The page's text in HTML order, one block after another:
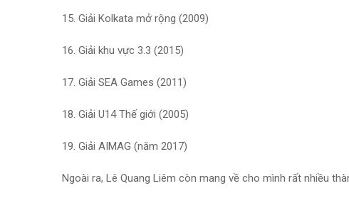
15. Giải Kolkata mở rộng (2009)
16. Giải khu vực 3.3 (2015)
17. Giải SEA Games (2011)
18. Giải U14 Thế giới (2005)
19. Giải AIMAG (năm 2017)
Ngoài ra, Lê Quang Liêm còn mang về cho mình rất nhiều